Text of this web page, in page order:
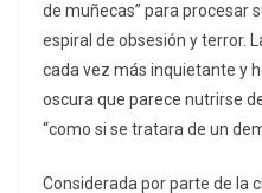
de muñecas” para procesar
espiral de obsesión y terror.
cada vez más inquietante y
oscura que parece nutrirse
“como si se tratara de un
Considerada por parte de la